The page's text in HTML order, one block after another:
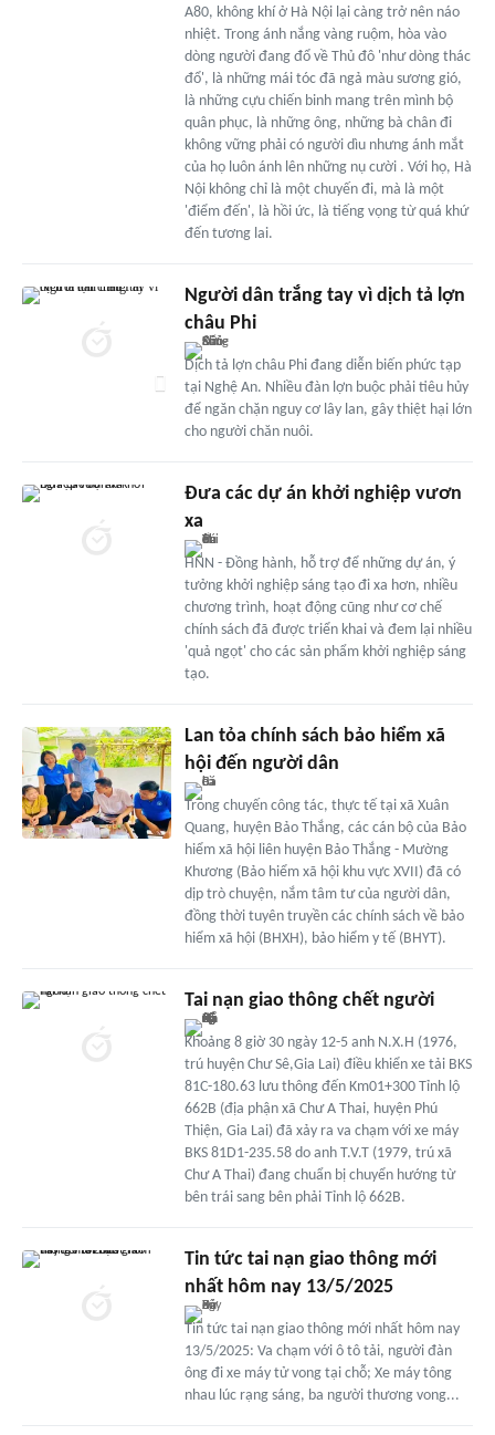
A80, không khí ở Hà Nội lại càng trở nên náo
nhiệt. Trong ánh nắng vàng ruộm, hòa vào
dòng người đang đổ về Thủ đô 'như dòng thác
đổ', là những mái tóc đã ngả màu sương gió,
là những cựu chiến binh mang trên mình bộ
quân phục, là những ông, những bà chân đi
không vững phải có người dìu nhưng ánh mắt
của họ luôn ánh lên những nụ cười . Với họ, Hà
Nội không chỉ là một chuyến đi, mà là một
'điểm đến', là hồi ức, là tiếng vọng từ quá khứ
đến tương lai.
Người dân trắng tay vì dịch tả lợn
châu Phi
Dịch tả lợn châu Phi đang diễn biến phức tạp
tại Nghệ An. Nhiều đàn lợn buộc phải tiêu hủy
để ngăn chặn nguy cơ lây lan, gây thiệt hại lớn
cho người chăn nuôi.
Đưa các dự án khởi nghiệp vươn
xa
HNN - Đồng hành, hỗ trợ để những dự án, ý
tưởng khởi nghiệp sáng tạo đi xa hơn, nhiều
chương trình, hoạt động cũng như cơ chế
chính sách đã được triển khai và đem lại nhiều
'quả ngọt' cho các sản phẩm khởi nghiệp sáng
tạo.
Lan tỏa chính sách bảo hiểm xã
hội đến người dân
Trong chuyến công tác, thực tế tại xã Xuân
Quang, huyện Bảo Thắng, các cán bộ của Bảo
hiểm xã hội liên huyện Bảo Thắng - Mường
Khương (Bảo hiểm xã hội khu vực XVII) đã có
dịp trò chuyện, nắm tâm tư của người dân,
đồng thời tuyên truyền các chính sách về bảo
hiểm xã hội (BHXH), bảo hiểm y tế (BHYT).
Tai nạn giao thông chết người
Khoảng 8 giờ 30 ngày 12-5 anh N.X.H (1976,
trú huyện Chư Sê,Gia Lai) điều khiển xe tải BKS
81C-180.63 lưu thông đến Km01+300 Tỉnh lộ
662B (địa phận xã Chư A Thai, huyện Phú
Thiện, Gia Lai) đã xảy ra va chạm với xe máy
BKS 81D1-235.58 do anh T.V.T (1979, trú xã
Chư A Thai) đang chuẩn bị chuyển hướng từ
bên trái sang bên phải Tỉnh lộ 662B.
Tin tức tai nạn giao thông mới
nhất hôm nay 13/5/2025
Tin tức tai nạn giao thông mới nhất hôm nay
13/5/2025: Va chạm với ô tô tải, người đàn
ông đi xe máy tử vong tại chỗ; Xe máy tông
nhau lúc rạng sáng, ba người thương vong...